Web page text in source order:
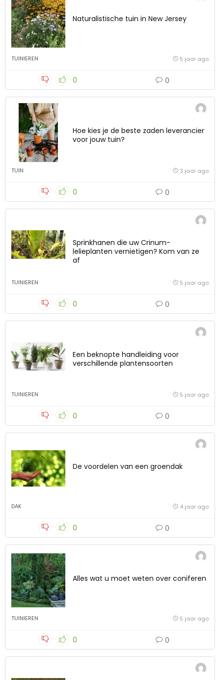
Naturalistische tuin in New Jersey
TUINIEREN 5 jaar ago
0 0
Hoe kies je de beste zaden leverancier
voor jouw tuin?
TUIN 3 jaar ago
0 0
Sprinkhanen die uw Crinum-
lelieplanten vernietigen? Kom van ze
af
TUINIEREN 5 jaar ago
0 0
Een beknopte handleiding voor
verschillende plantensoorten
TUINIEREN 5 jaar ago
0 0
De voordelen van een groendak
DAK 4 jaar ago
0 0
Alles wat u moet weten over coniferen
TUINIEREN 5 jaar ago
0 0